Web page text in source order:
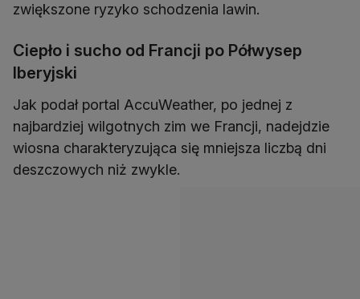
zwiększone ryzyko schodzenia lawin.
Ciepło i sucho od Francji po Półwysep
Iberyjski
Jak podał portal AccuWeather, po jednej z
najbardziej wilgotnych zim we Francji, nadejdzie
wiosna charakteryzująca się mniejsza liczbą dni
deszczowych niż zwykle.